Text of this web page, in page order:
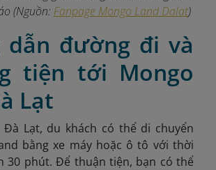
(Nguồn: Fanpage Mongo Land Dalat)
dẫn đường đi và
tiện tới Mongo
Lạt
Lạt, du khách có thể di chuyển
bằng xe máy hoặc ô tô với thời
30 phút. Để thuận tiện, bạn có thể